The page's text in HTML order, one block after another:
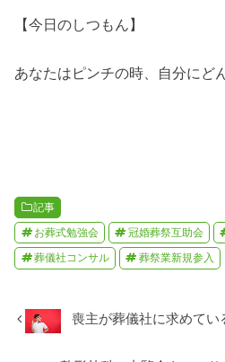
【今日のしつもん】
あなたはピンチの時、自分にど
記事
お葬式勉強会 冠婚葬祭互助会
葬儀社コンサル 葬祭業新規参入
喪主が葬儀社に求めてい